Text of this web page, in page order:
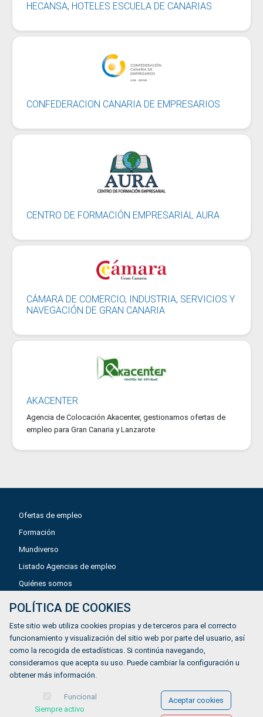
HECANSA, HOTELES ESCUELA DE CANARIAS
CONFEDERACION CANARIA DE EMPRESARIOS
CENTRO DE FORMACIÓN EMPRESARIAL AURA
CÁMARA DE COMERCIO, INDUSTRIA, SERVICIOS Y
NAVEGACIÓN DE GRAN CANARIA
AKACENTER
Agencia de Colocación Akacenter, gestionamos ofertas de
empleo para Gran Canaria y Lanzarote
Ofertas de empleo
Formación
Mundiverso
Listado Agencias de empleo
Quiénes somos
Política de privacidad
Política de Cookies
Accesibilidad
POLÍTICA DE COOKIES
Este sitio web utiliza cookies propias y de terceros para el correcto
funcionamiento y visualización del sitio web por parte del usuario, así
como la recogida de estadísticas. Si continúa navegando,
consideramos que acepta su uso. Puede cambiar la configuración u
obtener más información.
Funcional
Siempre activo
Aceptar cookies